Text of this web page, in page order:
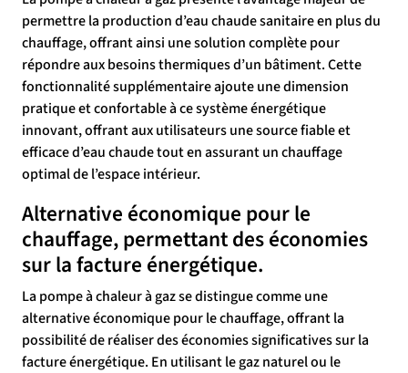
permettre la production d’eau chaude sanitaire en plus du
chauffage, offrant ainsi une solution complète pour
répondre aux besoins thermiques d’un bâtiment. Cette
fonctionnalité supplémentaire ajoute une dimension
pratique et confortable à ce système énergétique
innovant, offrant aux utilisateurs une source fiable et
efficace d’eau chaude tout en assurant un chauffage
optimal de l’espace intérieur.
Alternative économique pour le
chauffage, permettant des économies
sur la facture énergétique.
La pompe à chaleur à gaz se distingue comme une
alternative économique pour le chauffage, offrant la
possibilité de réaliser des économies significatives sur la
facture énergétique. En utilisant le gaz naturel ou le